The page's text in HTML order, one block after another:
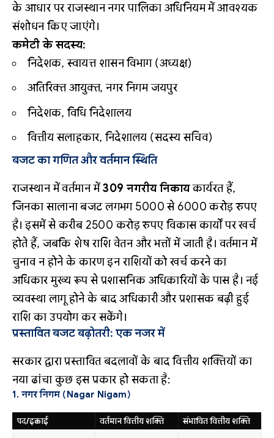
के आधार पर राजस्थान नगर पालिका अधिनियम में आवश्यक
संशोधन किए जाएंगे।
कमेटी के सदस्य:
निदेशक, स्वायत्त शासन विभाग (अध्यक्ष)
अतिरिक्त आयुक्त, नगर निगम जयपुर
निदेशक, विधि निदेशालय
वित्तीय सलाहकार, निदेशालय (सदस्य सचिव)
बजट का गणित और वर्तमान स्थिति
राजस्थान में वर्तमान में309 नगरीय निकायकार्यरत हैं,
जिनका सालाना बजट लगभग 5000 से 6000 करोड़ रुपए
है। इसमें से करीब 2500 करोड़ रुपए विकास कार्यों पर खर्च
होते हैं, जबकि शेष राशि वेतन और भत्तों में जाती है। वर्तमान में
चुनाव न होने के कारण इन राशियों को खर्च करने का
अधिकार मुख्य रूप से प्रशासनिक अधिकारियों के पास है। नई
व्यवस्था लागू होने के बाद अधिकारी और प्रशासक बढ़ी हुई
राशि का उपयोग कर सकेंगे।
प्रस्तावित बजट बढ़ोतरी: एक नजर में
सरकार द्वारा प्रस्तावित बदलावों के बाद वित्तीय शक्तियों का
नया ढांचा कुछ इस प्रकार हो सकता है:
1. नगर निगम (Nagar Nigam)
पद/इकाई वर्तमान वित्तीय शक्ति संभावित वित्तीय शक्ति